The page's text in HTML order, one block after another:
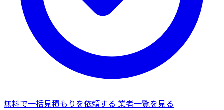
無料で一括見積もりを依頼する 業者一覧を見る